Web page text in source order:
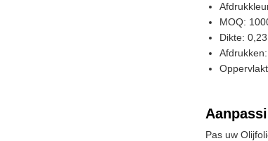
MOQ:
Dikte:
Pas uw